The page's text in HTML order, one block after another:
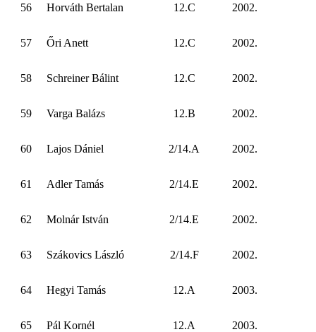
56 Horváth Bertalan 12.C 2002.
57 Őri Anett 12.C 2002.
58 Schreiner Bálint 12.C 2002.
59 Varga Balázs 12.B 2002.
60 Lajos Dániel 2/14.A 2002.
61 Adler Tamás 2/14.E 2002.
62 Molnár István 2/14.E 2002.
63 Szákovics László 2/14.F 2002.
64 Hegyi Tamás 12.A 2003.
65 Pál Kornél 12.A 2003.